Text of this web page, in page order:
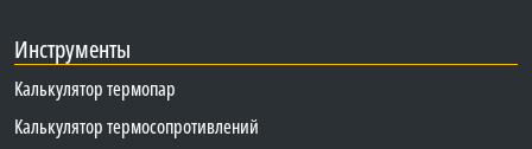
Инструменты
Калькулятор термопар
Калькулятор термосопротивлений